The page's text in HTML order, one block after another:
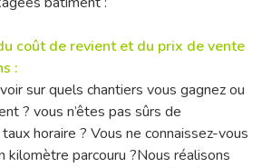
coût de revient et du prix de vente
:
sur quels chantiers vous gagnez ou
? vous n’êtes pas sûrs de
horaire ? Vous ne connaissez-vous
kilomètre parcouru ?Nous réalisons